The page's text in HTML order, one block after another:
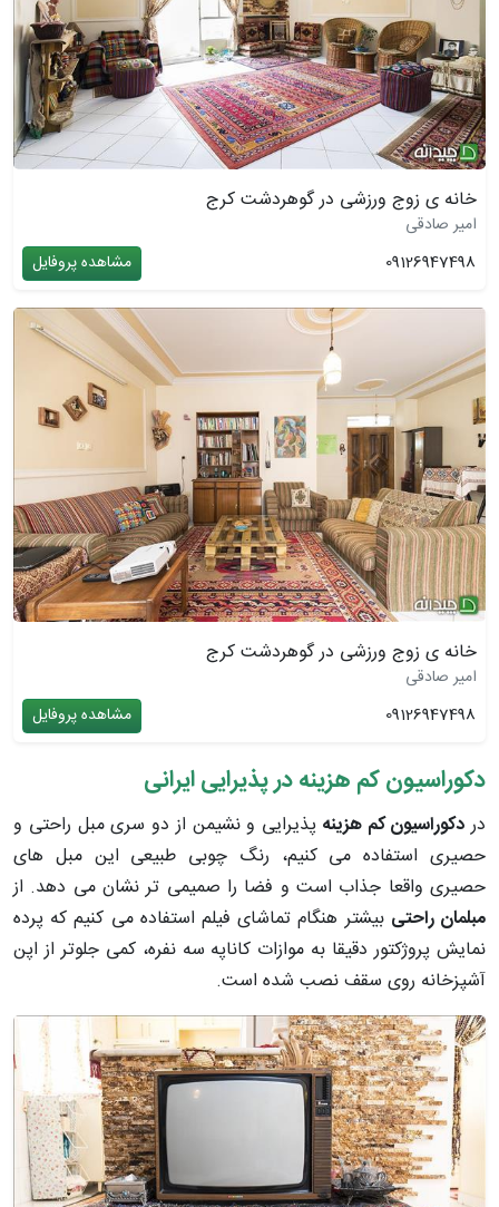
خانه ی زوج ورزشی در گوهردشت کرج
امیر صادقی
09126947498
مشاهده پروفایل
خانه ی زوج ورزشی در گوهردشت کرج
امیر صادقی
09126947498
مشاهده پروفایل
دکوراسیون کم هزینه در پذیرایی ایرانی
دردکوراسیون کم هزینه پذیرایی و نشیمن از دو سری مبل راحتی و
حصیری استفاده می کنیم، رنگ چوبی طبیعی این مبل های
حصیری واقعا جذاب است و فضا را صمیمی تر نشان می دهد. از
مبلمان راحتی بیشتر هنگام تماشای فیلم استفاده می کنیم که پرده
نمایش پروژکتور دقیقا به موازات کاناپه سه نفره، کمی جلوتر از اپن
آشپزخانه روی سقف نصب شده است.